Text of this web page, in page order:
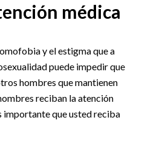
médica
y el estigma que a
puede impedir que
hombres que mantienen
reciban la atención
importante que usted reciba